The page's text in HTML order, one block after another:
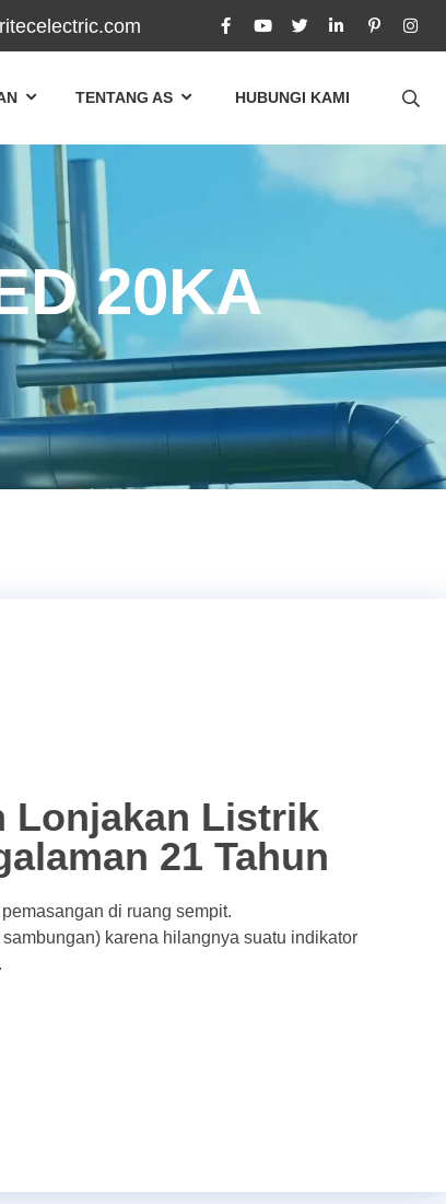
TENTANG AS HUBUNGI KAMI
20KA
Lonjakan Listrik
21 Tahun
di ruang sempit.
karena hilangnya suatu indikator